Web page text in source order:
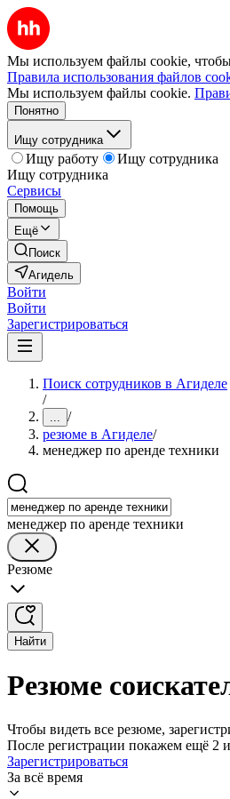
Мы используем файлы cookie, чтобы
Правила использования файлов
Мы используем файлы cookie.
Понятно
Ищу сотрудника
Ищу работу
Ищу сотрудника
Ищу сотрудника
Сервисы
Помощь
Ещё
Поиск
Агидель
Войти
Войти
Зарегистрироваться
Поиск сотрудников в Агиделе
/
... /
резюме в Агиделе/
менеджер по аренде техники
менеджер по аренде техники
Резюме
Найти
Резюме
Чтобы видеть все резюме,
После регистрации покажем ещё 2
Зарегистрироваться
За всё время